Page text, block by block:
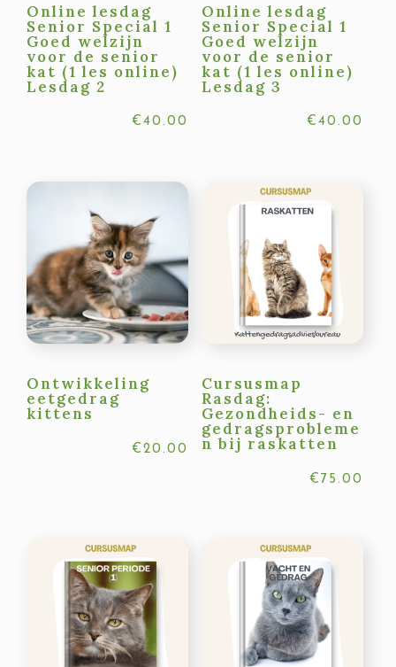
Online lesdag
Senior Special 1
Goed welzijn
voor de senior
kat (1 les online)
Lesdag 2
€ 40.00
Online lesdag
Senior Special 1
Goed welzijn
voor de senior
kat (1 les online)
Lesdag 3
€ 40.00
Ontwikkeling
eetgedrag
kittens
€ 20.00
Cursusmap
Rasdag:
Gezondheids- en
gedragsprobleme
n bij raskatten
€ 75.00